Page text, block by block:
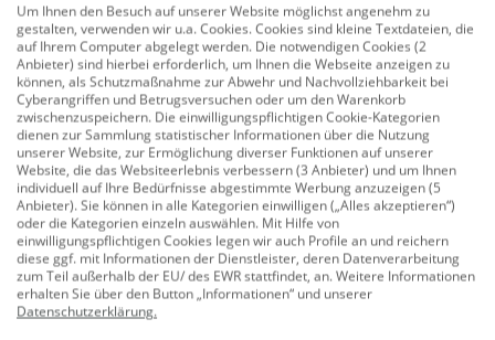
Hettich Möbelgriff Aluminium Optik
12 x 135 x 25 mm - 1 Stück
8,19 €
Hettich Möbelgriff Aluminium silber
7,8 x 146,0 x 32,0 mm - 1 Stück
Um Ihnen den Besuch auf unserer Website möglichst angenehm zu
gestalten, verwenden wir u.a. Cookies. Cookies sind kleine Textdateien, die
auf Ihrem Computer abgelegt werden. Die notwendigen Cookies (2
Anbieter) sind hierbei erforderlich, um Ihnen die Webseite anzeigen zu
können, als Schutzmaßnahme zur Abwehr und Nachvollziehbarkeit bei
Cyberangriffen und Betrugsversuchen oder um den Warenkorb
zwischenzuspeichern. Die einwilligungspflichtigen Cookie-Kategorien
dienen zur Sammlung statistischer Informationen über die Nutzung
unserer Website, zur Ermöglichung diverser Funktionen auf unserer
Website, die das Websiteerlebnis verbessern (3 Anbieter) und um Ihnen
individuell auf Ihre Bedürfnisse abgestimmte Werbung anzuzeigen (5
Anbieter). Sie können in alle Kategorien einwilligen („Alles akzeptieren“)
oder die Kategorien einzeln auswählen. Mit Hilfe von
einwilligungspflichtigen Cookies legen wir auch Profile an und reichern
diese ggf. mit Informationen der Dienstleister, deren Datenverarbeitung
zum Teil außerhalb der EU/ des EWR stattfindet, an. Weitere Informationen
erhalten Sie über den Button „Informationen“ und unserer
Datenschutzerklärung.